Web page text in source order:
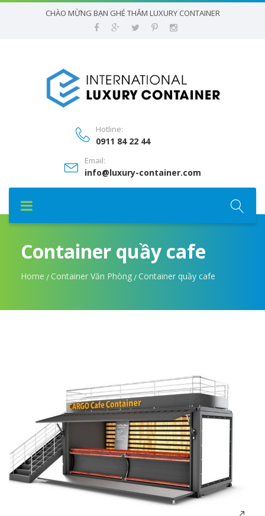
CHÀO MỪNG BẠN GHÉ THĂM LUXURY CONTAINER
Hotline:
0911 84 22 44
Email:
info@luxury-container.com
Container quầy cafe
Home Container Văn Phòng Container quầy cafe